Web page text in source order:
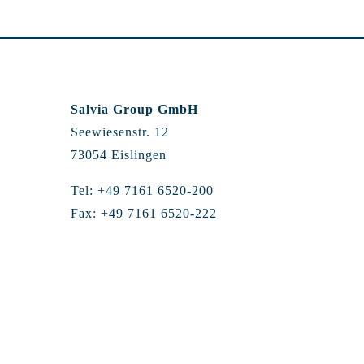
Salvia Group GmbH
Seewiesenstr. 12
73054 Eislingen
Tel: +49 7161 6520-200
Fax: +49 7161 6520-222